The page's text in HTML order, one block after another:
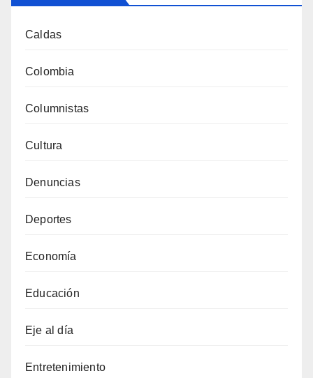
Caldas
Colombia
Columnistas
Cultura
Denuncias
Deportes
Economía
Educación
Eje al día
Entretenimiento